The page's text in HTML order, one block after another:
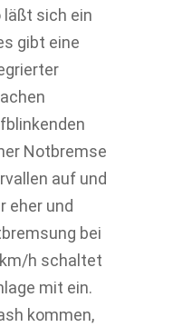
läßt sich ein
gibt eine
Notbremse
auf und
eher und
bei
h schaltet
mit ein.
kommen,